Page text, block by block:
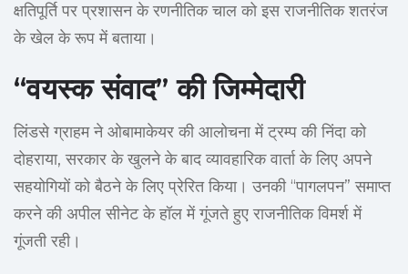
क्षतिपूर्ति पर प्रशासन के रणनीतिक चाल को इस राजनीतिक शतरंज
के खेल के रूप में बताया।
“वयस्क संवाद” की जिम्मेदारी
लिंडसे ग्राहम ने ओबामाकेयर की आलोचना में ट्रम्प की निंदा को
दोहराया, सरकार के खुलने के बाद व्यावहारिक वार्ता के लिए अपने
सहयोगियों को बैठने के लिए प्रेरित किया। उनकी “पागलपन” समाप्त
करने की अपील सीनेट के हॉल में गूंजते हुए राजनीतिक विमर्श में
गूंजती रही।